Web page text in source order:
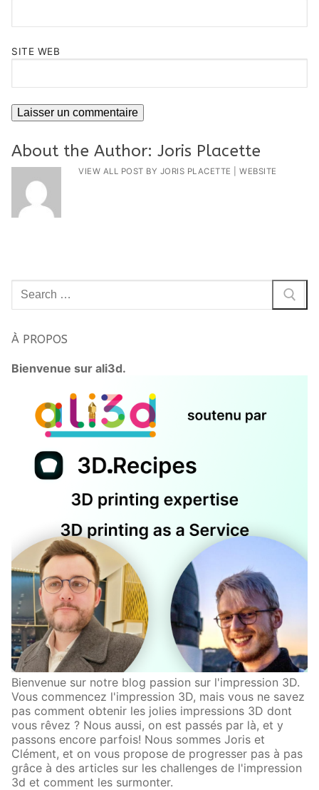
SITE WEB
About the Author: Joris Placette
VIEW ALL POST BY JORIS PLACETTE |WEBSITE
Rechercher
À PROPOS
Bienvenue sur ali3d.
Bienvenue sur notre blog passion sur l'impression 3D.
Vous commencez l'impression 3D, mais vous ne savez
pas comment obtenir les jolies impressions 3D dont
vous rêvez ? Nous aussi, on est passés par là, et y
passons encore parfois! Nous sommes Joris et
Clément, et on vous propose de progresser pas à pas
grâce à des articles sur les challenges de l'impression
3d et comment les surmonter.